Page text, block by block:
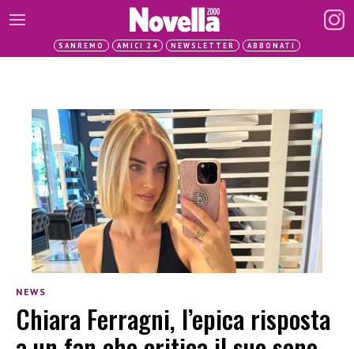
SANREMO AMICI 24 NEWSLETTER ABBONATI
NEWS
Chiara Ferragni, l’epica risposta